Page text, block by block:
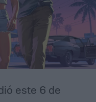
es
a distintos
intentar
y
oscuros vuelvan
este 6 de